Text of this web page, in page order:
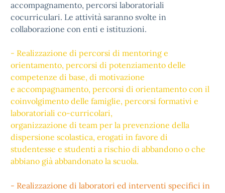
accompagnamento, percorsi laboratoriali
cocurriculari. Le attività saranno svolte in
collaborazione con enti e istituzioni.
- Realizzazione di percorsi di mentoring e
orientamento, percorsi di potenziamento delle
competenze di base, di motivazione
e accompagnamento, percorsi di orientamento con il
coinvolgimento delle famiglie, percorsi formativi e
laboratoriali co-curricolari,
organizzazione di team per la prevenzione della
dispersione scolastica, erogati in favore di
studentesse e studenti a rischio di abbandono o che
abbiano già abbandonato la scuola.
- Realizzazione di laboratori ed interventi specifici in